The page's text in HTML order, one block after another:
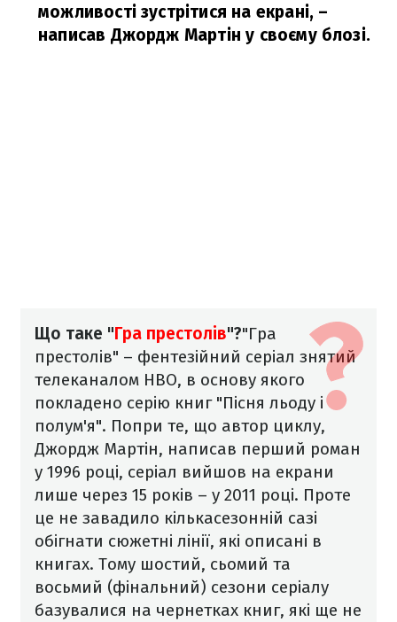
можливості зустрітися на екрані, –
написав Джордж Мартін у своєму блозі.
Що таке "Гра престолів"?"Гра
престолів" – фентезійний серіал знятий
телеканалом HBO, в основу якого
покладено серію книг "Пісня льоду і
полум'я". Попри те, що автор циклу,
Джордж Мартін, написав перший роман
у 1996 році, серіал вийшов на екрани
лише через 15 років – у 2011 році. Проте
це не завадило кількасезонній сазі
обігнати сюжетні лінії, які описані в
книгах. Тому шостий, сьомий та
восьмий (фінальний) сезони серіалу
базувалися на чернетках книг, які ще не